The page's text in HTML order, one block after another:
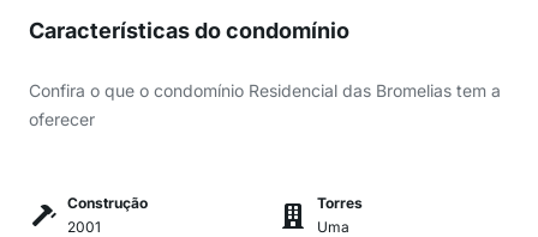
Características do condomínio
Confira o que o condomínio Residencial das Bromelias tem a
oferecer
Construção
2001
Torres
Uma